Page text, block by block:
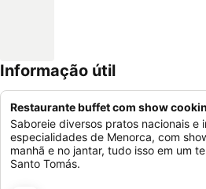
Informação útil
Restaurante buffet com show
Saboreie diversos pratos nacionais e
especialidades de Menorca, com
manhã e no jantar, tudo isso em um
Santo Tomás.